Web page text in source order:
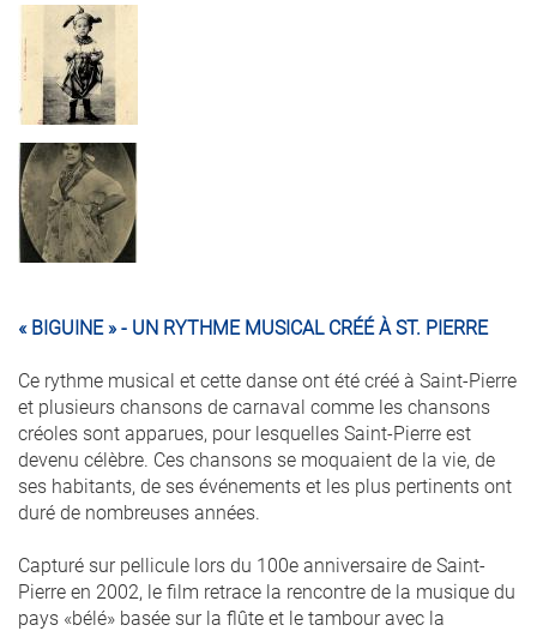
enfant_costume_creole.jpg
« BIGUINE » - UN RYTHME MUSICAL CRÉÉ À ST. PIERRE
Ce rythme musical et cette danse ont été créé à Saint-Pierre
et plusieurs chansons de carnaval comme les chansons
créoles sont apparues, pour lesquelles Saint-Pierre est
devenu célèbre. Ces chansons se moquaient de la vie, de
ses habitants, de ses événements et les plus pertinents ont
duré de nombreuses années.
Capturé sur pellicule lors du 100e anniversaire de Saint-
Pierre en 2002, le film retrace la rencontre de la musique du
pays «bélé» basée sur la flûte et le tambour avec la